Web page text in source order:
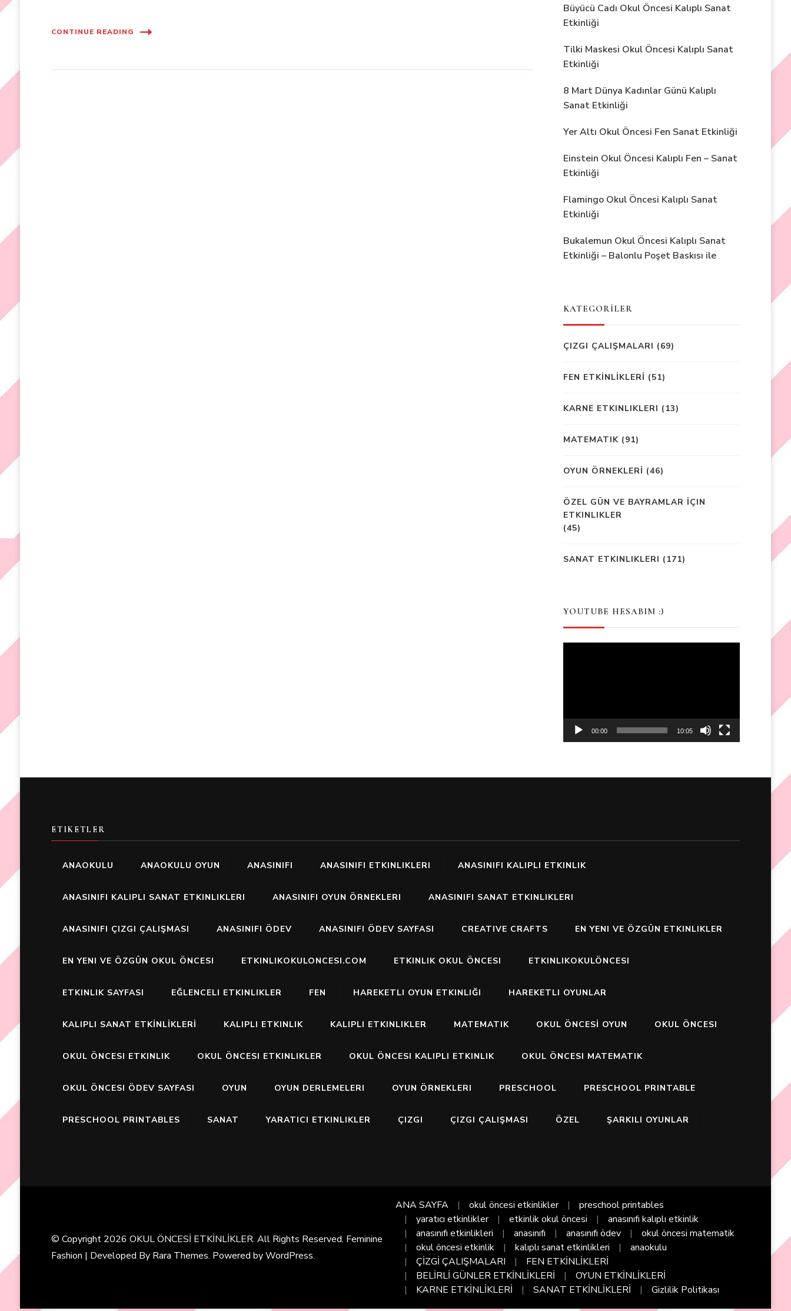
CONTINUE READING
Büyücü Cadı Okul Öncesi Kalıplı Sanat
Etkinliği
Tilki Maskesi Okul Öncesi Kalıplı Sanat
Etkinliği
8 Mart Dünya Kadınlar Günü Kalıplı
Sanat Etkinliği
Yer Altı Okul Öncesi Fen Sanat Etkinliği
Einstein Okul Öncesi Kalıplı Fen – Sanat
Etkinliği
Flamingo Okul Öncesi Kalıplı Sanat
Etkinliği
Bukalemun Okul Öncesi Kalıplı Sanat
Etkinliği – Balonlu Poşet Baskısı ile
KATEGORİLER
ÇIZGI ÇALIŞMALARI (69)
FEN ETKİNLİKLERİ (51)
KARNE ETKINLIKLERI (13)
MATEMATIK(91)
OYUN ÖRNEKLERİ (46)
ÖZEL GÜN VE BAYRAMLAR İÇIN
ETKINLIKLER
(45)
SANAT ETKINLIKLERI (171)
YOUTUBE HESABIM :)
00:00 10:05
ETIKETLER
ANAOKULU ANAOKULU OYUN ANASINIFI ANASINIFI ETKINLIKLERI ANASINIFI KALIPLI ETKINLIK
ANASINIFI KALIPLI SANAT ETKINLIKLERI ANASINIFI OYUN ÖRNEKLERI ANASINIFI SANAT ETKINLIKLERI
ANASINIFI ÇIZGI ÇALIŞMASI ANASINIFI ÖDEV ANASINIFI ÖDEV SAYFASI CREATIVE CRAFTS EN YENI VE ÖZGÜN ETKINLIKLER
EN YENI VE ÖZGÜN OKUL ÖNCESI ETKINLIKOKULONCESI.COM ETKINLIK OKUL ÖNCESI ETKINLIKOKULÖNCESI
ETKINLIK SAYFASI EĞLENCELI ETKINLIKLER FEN HAREKETLI OYUN ETKINLIĞI HAREKETLI OYUNLAR
KALIPLI SANAT ETKİNLİKLERİ KALIPLI ETKINLIK KALIPLI ETKINLIKLER MATEMATIK OKUL ÖNCESİ OYUN OKUL ÖNCESI
OKUL ÖNCESI ETKINLIK OKUL ÖNCESI ETKINLIKLER OKUL ÖNCESI KALIPLI ETKINLIK OKUL ÖNCESI MATEMATIK
OKUL ÖNCESI ÖDEV SAYFASI OYUN OYUN DERLEMELERI OYUN ÖRNEKLERI PRESCHOOL PRESCHOOL PRINTABLE
PRESCHOOL PRINTABLES SANAT YARATICI ETKINLIKLER ÇIZGI ÇIZGI ÇALIŞMASI ÖZEL ŞARKILI OYUNLAR
© Copyright 2026 OKUL ÖNCESİ ETKİNLİKLER. All Rights Reserved. Feminine
Fashion | Developed By Rara Themes. Powered byWordPress.
ANA SAYFA okul öncesi etkinlikler
preschool printables
yaratıcı etkinlikler
etkinlik okul öncesi
anasınıfı kalıplı etkinlik
anasınıfı etkinlikleri
anasınıfı anasınıfı ödev
okul öncesi matematik
okul öncesi etkinlik
kalıplı sanat etkinlikleri
anaokulu
ÇİZGİ ÇALIŞMALARI
FEN ETKİNLİKLERİ
BELİRLİ GÜNLER ETKİNLİKLERİ
OYUN ETKİNLİKLERİ
KARNE ETKİNLİKLERİ
SANAT ETKİNLİKLERİ Gizlilik Politikası